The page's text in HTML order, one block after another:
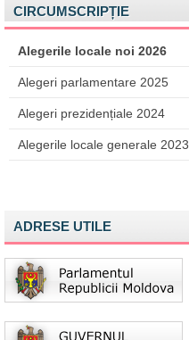
CIRCUMSCRIPȚIE
Alegerile locale noi 2026
Alegeri parlamentare 2025
Alegeri prezidențiale 2024
Alegerile locale generale 2023
ADRESE UTILE